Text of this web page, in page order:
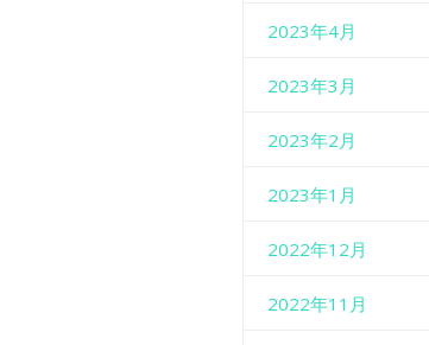
2023年4月
2023年3月
2023年2月
2023年1月
2022年12月
2022年11月